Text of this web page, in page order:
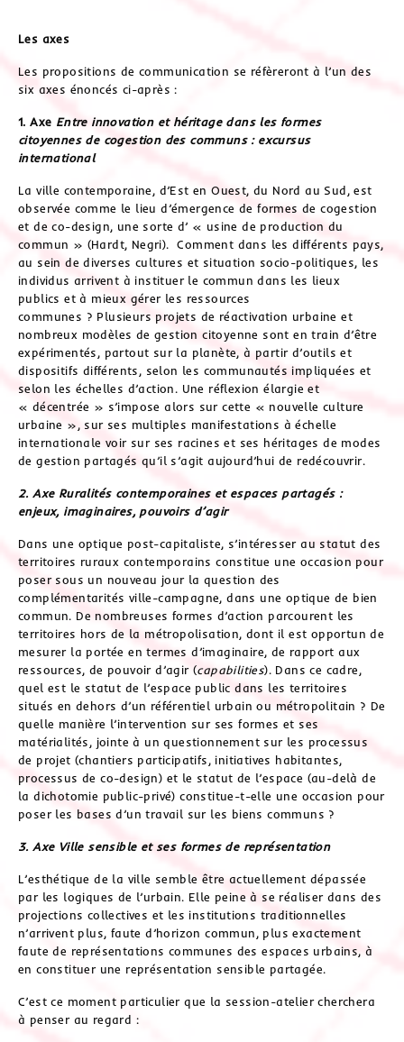
Les axes
Les propositions de communication se réfèreront à l’un des
six axes énoncés ci-après :
1. Axe Entre innovation et héritage dans les formes
citoyennes de cogestion des communs : excursus
international
La ville contemporaine, d’Est en Ouest, du Nord au Sud, est
observée comme le lieu d’émergence de formes de cogestion
et de co-design, une sorte d’ « usine de production du
commun » (Hardt, Negri). Comment dans les différents pays,
au sein de diverses cultures et situation socio-politiques, les
individus arrivent à instituer le commun dans les lieux
publics et à mieux gérer les ressources
communes ? Plusieurs projets de réactivation urbaine et
nombreux modèles de gestion citoyenne sont en train d’être
expérimentés, partout sur la planète, à partir d’outils et
dispositifs différents, selon les communautés impliquées et
selon les échelles d’action. Une réflexion élargie et
« décentrée » s’impose alors sur cette « nouvelle culture
urbaine », sur ses multiples manifestations à échelle
internationale voir sur ses racines et ses héritages de modes
de gestion partagés qu’il s’agit aujourd’hui de redécouvrir.
2. Axe Ruralités contemporaines et espaces partagés :
enjeux, imaginaires, pouvoirs d’agir
Dans une optique post-capitaliste, s’intéresser au statut des
territoires ruraux contemporains constitue une occasion pour
poser sous un nouveau jour la question des
complémentarités ville-campagne, dans une optique de bien
commun. De nombreuses formes d’action parcourent les
territoires hors de la métropolisation, dont il est opportun de
mesurer la portée en termes d’imaginaire, de rapport aux
ressources, de pouvoir d’agir (capabilities). Dans ce cadre,
quel est le statut de l’espace public dans les territoires
situés en dehors d’un référentiel urbain ou métropolitain ? De
quelle manière l’intervention sur ses formes et ses
matérialités, jointe à un questionnement sur les processus
de projet (chantiers participatifs, initiatives habitantes,
processus de co-design) et le statut de l’espace (au-delà de
la dichotomie public-privé) constitue-t-elle une occasion pour
poser les bases d’un travail sur les biens communs ?
3. Axe Ville sensible et ses formes de représentation
L’esthétique de la ville semble être actuellement dépassée
par les logiques de l’urbain. Elle peine à se réaliser dans des
projections collectives et les institutions traditionnelles
n’arrivent plus, faute d’horizon commun, plus exactement
faute de représentations communes des espaces urbains, à
en constituer une représentation sensible partagée.
C’est ce moment particulier que la session-atelier cherchera
à penser au regard :